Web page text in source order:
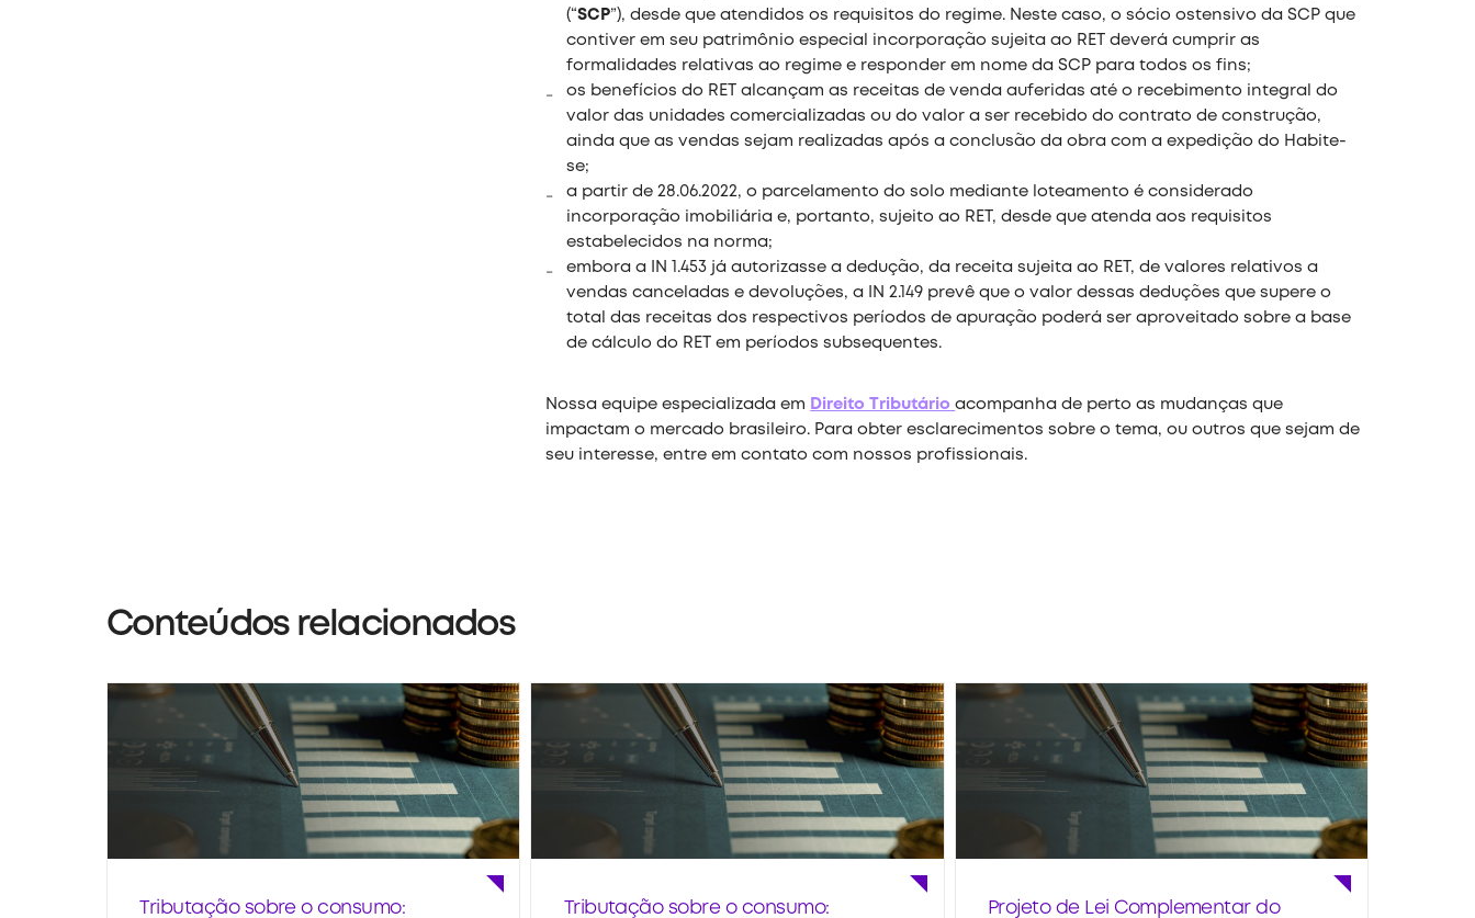
(“SCP”), desde que atendidos os requisitos do regime. Neste caso, o sócio ostensivo da SCP que
contiver em seu patrimônio especial incorporação sujeita ao RET deverá cumprir as
formalidades relativas ao regime e responder em nome da SCP para todos os fins;
os benefícios do RET alcançam as receitas de venda auferidas até o recebimento integral do
valor das unidades comercializadas ou do valor a ser recebido do contrato de construção,
ainda que as vendas sejam realizadas após a conclusão da obra com a expedição do Habite-
se;
a partir de 28.06.2022, o parcelamento do solo mediante loteamento é considerado
incorporação imobiliária e, portanto, sujeito ao RET, desde que atenda aos requisitos
estabelecidos na norma;
embora a IN 1.453 já autorizasse a dedução, da receita sujeita ao RET, de valores relativos a
vendas canceladas e devoluções, a IN 2.149 prevê que o valor dessas deduções que supere o
total das receitas dos respectivos períodos de apuração poderá ser aproveitado sobre a base
de cálculo do RET em períodos subsequentes.
Nossa equipe especializada em Direito Tributárioacompanha de perto as mudanças que
impactam o mercado brasileiro. Para obter esclarecimentos sobre o tema, ou outros que sejam de
seu interesse, entre em contato com nossos profissionais.
Conteúdos relacionados
Tributação sobre o consumo:
Tributação sobre o consumo:
Projeto de Lei Complementar do